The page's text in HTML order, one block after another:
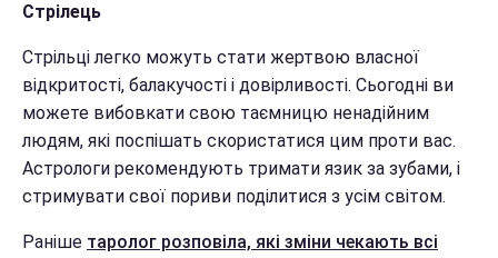
Стрілець
Стрільці легко можуть стати жертвою власної
відкритості, балакучості і довірливості. Сьогодні ви
можете вибовкати свою таємницю ненадійним
людям, які поспішать скористатися цим проти вас.
Астрологи рекомендують тримати язик за зубами, і
стримувати свої пориви поділитися з усім світом.
Раніше таролог розповіла, які зміни чекають всі